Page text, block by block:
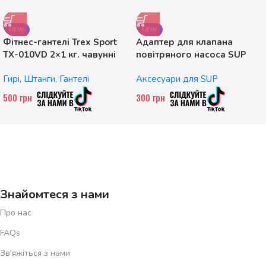
NEW
Фітнес-гантелі Trex Sport
TX-010VD 2×1 кг. чавунні
Гирі, Штанги, Гантелі
500 грн
NEW
Адаптер для клапана
повітряного насоса SUP
Аксесуари для SUP
300 грн
Знайомтеся з нами
Про нас
FAQs
Зв'яжіться з нами